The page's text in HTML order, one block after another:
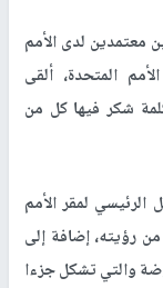
معتمدين لدى الأمم
المتحدة، ألقى
شكر فيها كل من
لمقر الأمم
رؤيته، إضافة إلى
والتي تشكل جزءا